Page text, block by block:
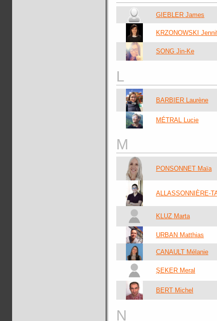
GIEBLER James
KRZONOWSKI
SONG Jin-Ke
L
BARBIER Laurène
MÉTRAL Lucie
M
PONSONNET Maïa
ALLASSONNIÈRE-
KLUZ Marta
URBAN Matthias
CANAULT Mélanie
ŞEKER Meral
BERT Michel
N